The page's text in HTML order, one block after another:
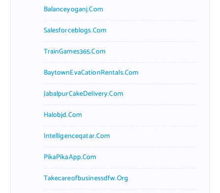
Balanceyoganj.com
Salesforceblogs.com
TrainGames365.com
BaytownEvaCationRentals.com
JabalpurCakeDelivery.com
Halobjd.com
Intelligenceqatar.com
PikaPikaApp.com
Takecareofbusinessdfw.org